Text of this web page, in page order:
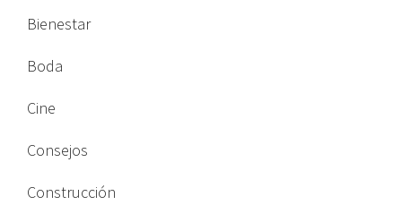
Bienestar
Boda
Cine
Consejos
Construcción